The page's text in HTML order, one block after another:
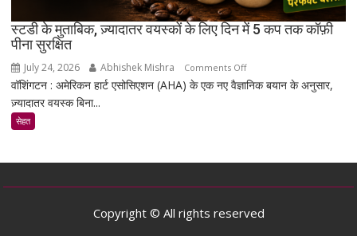
को
बेहतर
है
स्टडी के मुताबिक, ज़्यादातर वयस्कों के लिए दिन में 5 कप तक कॉफ़ी
पीना सुरक्षित
July 24, 2026 Abhishek Mishra Comments Offon
स्टडी
लिए
वॉशिंगटन : अमेरिकन हार्ट एसोसिएशन (AHA) के एक नए वैज्ञानिक बयान के अनुसार,
ज़्यादातर वयस्क बिना...
सेहत
Copyright © All rights reserved